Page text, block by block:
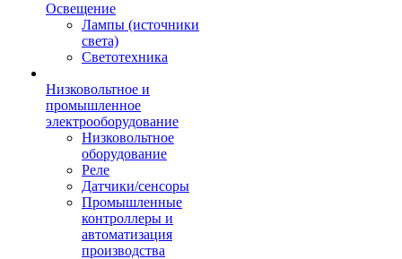
Освещение
Лампы (источники
света)
Светотехника
Низковольтное и
промышленное
электрооборудование
Низковольтное
оборудование
Реле
Датчики/сенсоры
Промышленные
контроллеры и
автоматизация
производства